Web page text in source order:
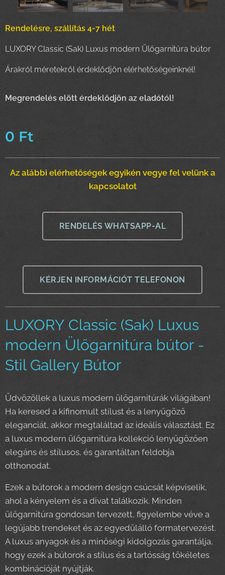
Rendelésre, szállítás 4-7 hét
LUXORY Classic (Sak) Luxus modern Ülőgarnitúra bútor
Árakról méretekről érdeklődjön elérhetőségeinknél!
Megrendelés elött érdeklődjön az eladótól!
0 Ft
Az alábbi elérhetőségek egyikén vegye fel velünk a
kapcsolatot
RENDELÉS WHATSAPP-AL
KÉRJEN INFORMÁCIÓT TELEFONON
LUXORY Classic (Sak) Luxus
modern Ülőgarnitúra bútor -
Stil Gallery Bútor
Üdvözöllek a luxus modern ülőgarnitúrák világában!
Ha keresed a kifinomult stílust és a lenyűgöző
eleganciát, akkor megtaláltad az ideális választást. Ez
a luxus modern ülőgarnitúra kollekció lenyűgözően
elegáns és stílusos, és garantáltan feldobja
otthonodat.
Ezek a bútorok a modern design csúcsát képviselik,
ahol a kényelem és a divat találkozik. Minden
ülőgarnitúra gondosan tervezett, figyelembe véve a
legújabb trendeket és az egyedülálló formatervezést.
A luxus anyagok és a minőségi kidolgozás garantálja,
hogy ezek a bútorok a stílus és a tartósság tökéletes
kombinációját nyújtják.